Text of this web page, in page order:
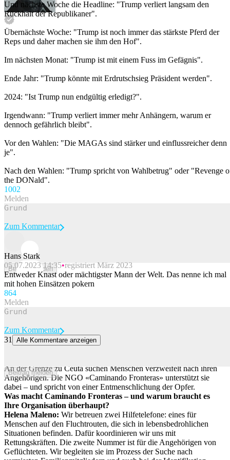
Und nächste Woche die Headline: "Trump verliert langsam den
Rückhalt der Republikaner".
Übernächste Woche: "Trump ist noch immer das stärkste Pferd der
Reps und daher machen sie ihm den Hof".
Im nächsten Monat: "Trump ist mit einem Fuss im Gefägnis".
Ende Jahr: "Trump könnte mit Erdrutschsieg Präsident werden".
2024: "Ist Trump nun endgültig erledigt?".
Irgendwann: "Trump verliert immer mehr Anhängern, warum er
dennoch gefährlich bleibt".
Vor den Wahlen: "Die MAGAs sind stärker und einflussreicher denn
je".
Nach den Wahlen: "Trump spricht von Wahlbetrug" oder "Revenge
the DONald".
1002
Melden
Beitrag melden
Zum Kommentar
Hans Stark
05.07.2023 14:35 registriert März 2023
Entweder Knast oder mächtigster Mann der Welt. Das nenne ich mal
mit hohen Einsätzen pokern
864
Melden
Beitrag melden
Zum Kommentar
31
Alle Kommentare anzeigen
An der Grenze zu Ceuta suchen Menschen verzweifelt nach ihren
Angehörigen. Die NGO «Caminando Fronteras» unterstützt sie
dabei – und spricht von einer Entmenschlichung der Opfer.
Was macht Caminando Fronteras – und warum braucht es
Ihre Organisation überhaupt?
Helena Maleno: Wir betreuen zwei Hilfetelefone: eines für
Menschen auf den Fluchtrouten, die sich in lebensbedrohlichen
Situationen befinden. Dafür koordinieren wir uns mit
Rettungskräften. Die zweite Nummer ist für die Angehörigen von
Geflüchteten. Wir begleiten sie im Prozess der Suche nach